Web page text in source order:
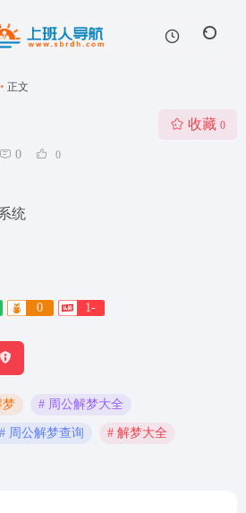
• 正文
0 0
收藏 0
统
0 1-
梦 # 周公解梦大全
# 周公解梦查询 # 解梦大全